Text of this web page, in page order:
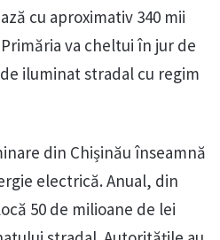
cu aproximativ 340 mii
va cheltui în jur de
iluminat stradal cu regim
din Chișinău înseamnă
electrică. Anual, din
50 de milioane de lei